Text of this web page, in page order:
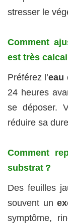
stresser le
Comment
est très
Préférez l’eau
24 heures
se déposer.
réduire sa
Comment
substrat ?
Des feuilles
souvent un
symptôme,